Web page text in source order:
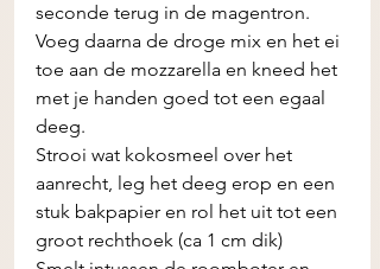
seconde terug in de magentron.
Voeg daarna de droge mix en het ei
toe aan de mozzarella en kneed het
met je handen goed tot een egaal
deeg.
Strooi wat kokosmeel over het
aanrecht, leg het deeg erop en een
stuk bakpapier en rol het uit tot een
groot rechthoek (ca 1 cm dik)